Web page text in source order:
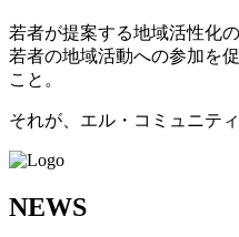
若者が提案する地域活性化
若者の地域活動への参加を
こと。
それが、エル・コミュニテ
NEWS